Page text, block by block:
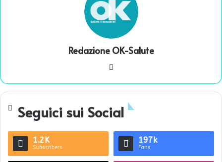
Redazione OK-Salute
te
Seguici sui Social
1.2K
Subscribers
197k
Fans